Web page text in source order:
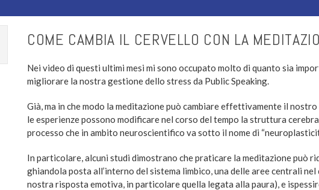
COME CAMBIA IL CERVELLO CON LA
Nei video di questi ultimi mesi mi sono occupato molto di quanto sia
migliorare la nostra gestione dello stress da Public Speaking.
Già, ma in che modo la meditazione può cambiare effettivamente il
le esperienze possono modificare nel corso del tempo la struttura
processo che in ambito neuroscientifico va sotto il nome di
In particolare, alcuni studi dimostrano che praticare la meditazione può
ghiandola posta all’interno del sistema limbico, una delle aree centrali
nostra risposta emotiva, in particolare quella legata alla paura), e